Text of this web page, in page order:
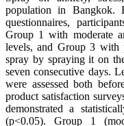
population in Bangkok.
questionnaires,
Group 1 with moderate
levels, and Group 3 with
spray by spraying it on
seven consecutive days.
were assessed both
product satisfaction
demonstrated a
(p<0.05). Group 1